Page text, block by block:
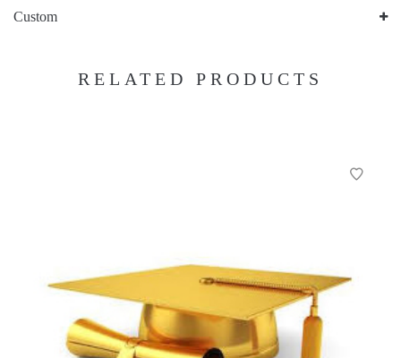
Custom
RELATED PRODUCTS